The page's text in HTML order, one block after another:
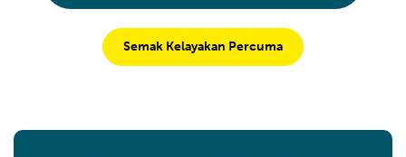
Semak Kelayakan Percuma